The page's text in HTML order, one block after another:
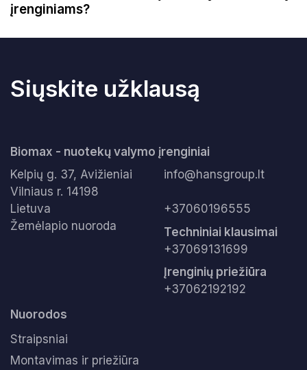
i
r
a
n
i
s
a
s
s
a
i
n
s
įrenginiams?
Siųskite užklausą
Biomax - nuotekų valymo įrenginiai
Kelpių g. 37, Avižieniai
Vilniaus r. 14198
Lietuva
Žemėlapio nuoroda
info@hansgroup.lt
+37060196555
Techniniai klausimai
+37069131699
Įrenginių priežiūra
+37062192192
Nuorodos
Straipsniai
Montavimas ir priežiūra